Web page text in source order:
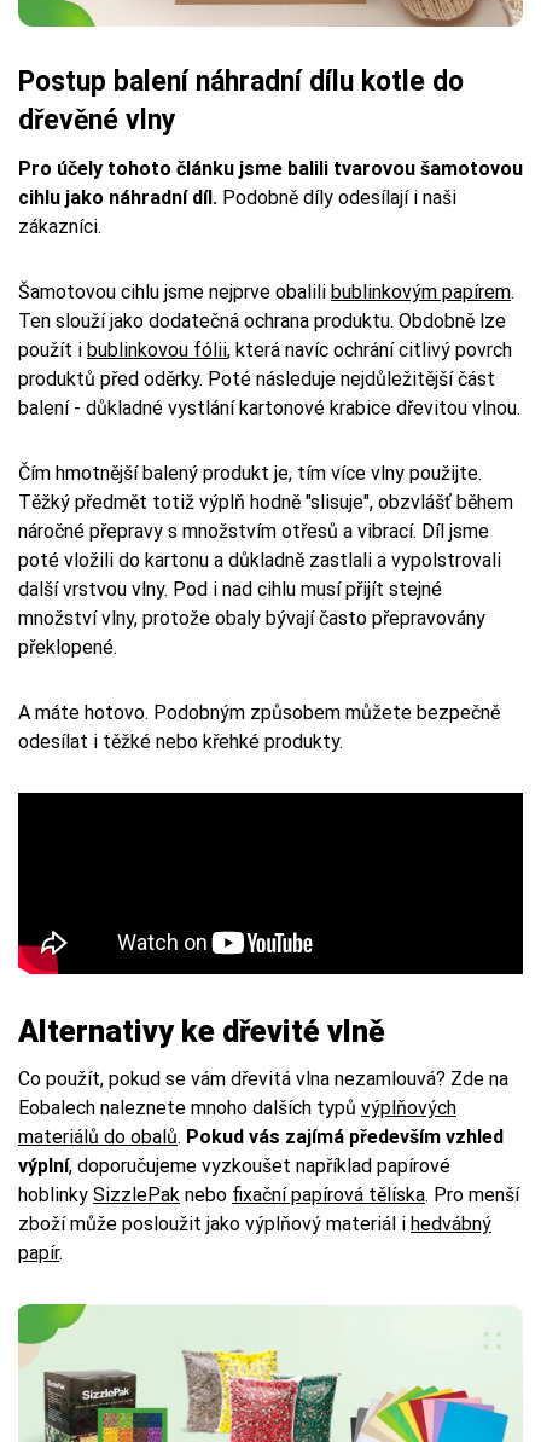
Postup balení náhradní dílu kotle do
dřevěné vlny
Pro účely tohoto článku jsme balili tvarovou šamotovou
cihlu jako náhradní díl. Podobně díly odesílají i naši
zákazníci.
Šamotovou cihlu jsme nejprve obalili bublinkovým papírem.
Ten slouží jako dodatečná ochrana produktu. Obdobně lze
použít i bublinkovou fólii, která navíc ochrání citlivý povrch
produktů před oděrky. Poté následuje nejdůležitější část
balení - důkladné vystlání kartonové krabice dřevitou vlnou.
Čím hmotnější balený produkt je, tím více vlny použijte.
Těžký předmět totiž výplň hodně "slisuje", obzvlášť během
náročné přepravy s množstvím otřesů a vibrací. Díl jsme
poté vložili do kartonu a důkladně zastlali a vypolstrovali
další vrstvou vlny. Pod i nad cihlu musí přijít stejné
množství vlny, protože obaly bývají často přepravovány
překlopené.
A máte hotovo. Podobným způsobem můžete bezpečně
odesílat i těžké nebo křehké produkty.
Alternativy ke dřevité vlně
Co použít, pokud se vám dřevitá vlna nezamlouvá? Zde na
Eobalech naleznete mnoho dalších typů výplňových
materiálů do obalů. Pokud vás zajímá především vzhled
výplní, doporučujeme vyzkoušet například papírové
hoblinky SizzlePak nebo fixační papírová tělíska. Pro menší
zboží může posloužit jako výplňový materiál i hedvábný
papír.